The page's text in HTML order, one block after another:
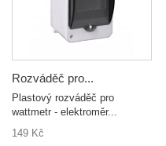
Rozváděč pro...
Plastový rozváděč pro
wattmetr - elektroměr...
149 Kč